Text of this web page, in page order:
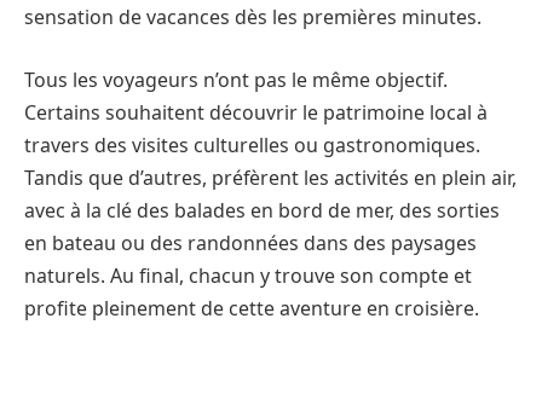
sensation de vacances dès les premières minutes.
Tous les voyageurs n’ont pas le même objectif.
Certains souhaitent découvrir le patrimoine local à
travers des visites culturelles ou gastronomiques.
Tandis que d’autres, préfèrent les activités en plein air,
avec à la clé des balades en bord de mer, des sorties
en bateau ou des randonnées dans des paysages
naturels. Au final, chacun y trouve son compte et
profite pleinement de cette aventure en croisière.